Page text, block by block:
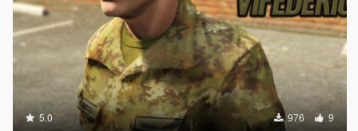
5.0 976 9